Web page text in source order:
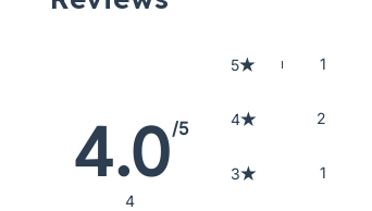
4.0/5
4
5 1
4 2
3 1